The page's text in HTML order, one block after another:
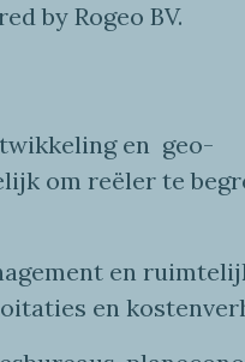
by Rogeo BV.
en geo-
om reëler te
en
en